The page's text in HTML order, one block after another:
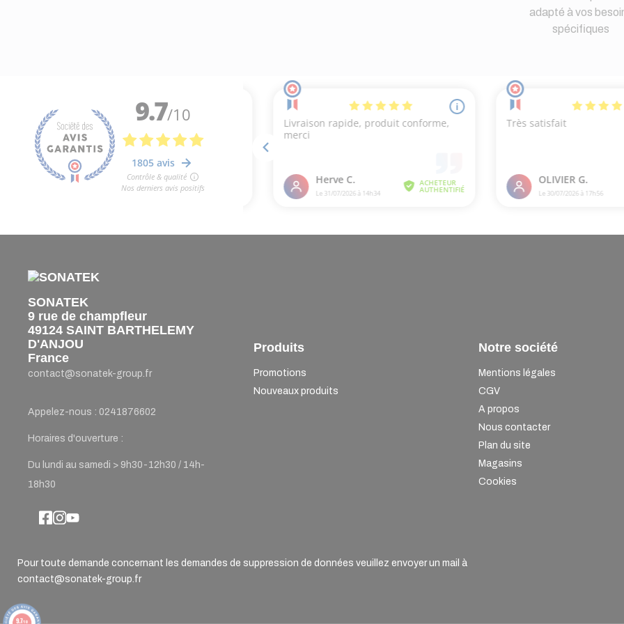
adapté à vos
spécifiques
SONATEK
9 rue de champfleur
49124 SAINT BARTHELEMY
D'ANJOU
France
contact@sonatek-group.fr
Appelez-nous : 0241876602
Horaires d'ouverture :
Du lundi au samedi > 9h30-12h30 / 14h-
18h30
Produits
Promotions
Nouveaux produits
Notre société
Mentions légales
CGV
A propos
Nous contacter
Plan du site
Magasins
Cookies
Pour toute demande concernant les demandes de suppression de données veuillez envoyer un mail à
contact@sonatek-group.fr
9.7/10